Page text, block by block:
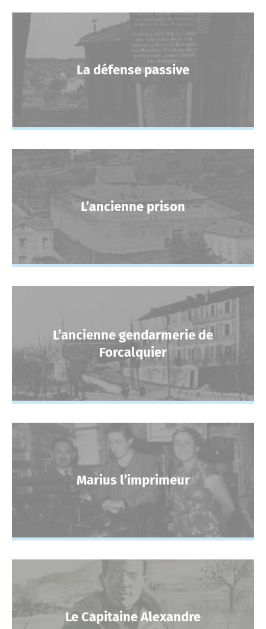
La défense passive
L’ancienne prison
L’ancienne gendarmerie de
Forcalquier
Marius l’imprimeur
Le Capitaine Alexandre